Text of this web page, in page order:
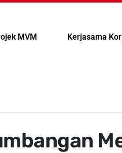
MVM Kerjasama